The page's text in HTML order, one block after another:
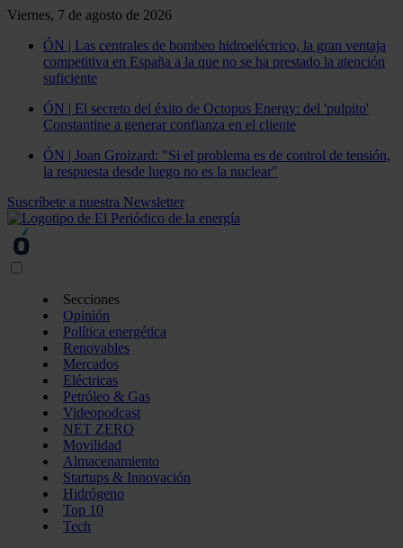
Viernes, 7 de agosto de 2026
ÓN | Las centrales de bombeo hidroeléctrico, la gran ventaja
competitiva en España a la que no se ha prestado la atención
suficiente
ÓN | El secreto del éxito de Octopus Energy: del 'pulpito'
Constantine a generar confianza en el cliente
ÓN | Joan Groizard: "Si el problema es de control de tensión,
la respuesta desde luego no es la nuclear"
Suscríbete a nuestra Newsletter
Secciones
Opinión
Política energética
Renovables
Mercados
Eléctricas
Petróleo & Gas
Videopodcast
NET ZERO
Movilidad
Almacenamiento
Startups & Innovación
Hidrógeno
Top 10
Tech